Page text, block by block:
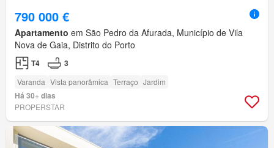
790 000 €
Apartamento em São Pedro da Afurada, Município de Vila
Nova de Gaia, Distrito do Porto
T4 3
Varanda Vista panorâmica Terraço Jardim
Há 30+ dias
PROPERSTAR